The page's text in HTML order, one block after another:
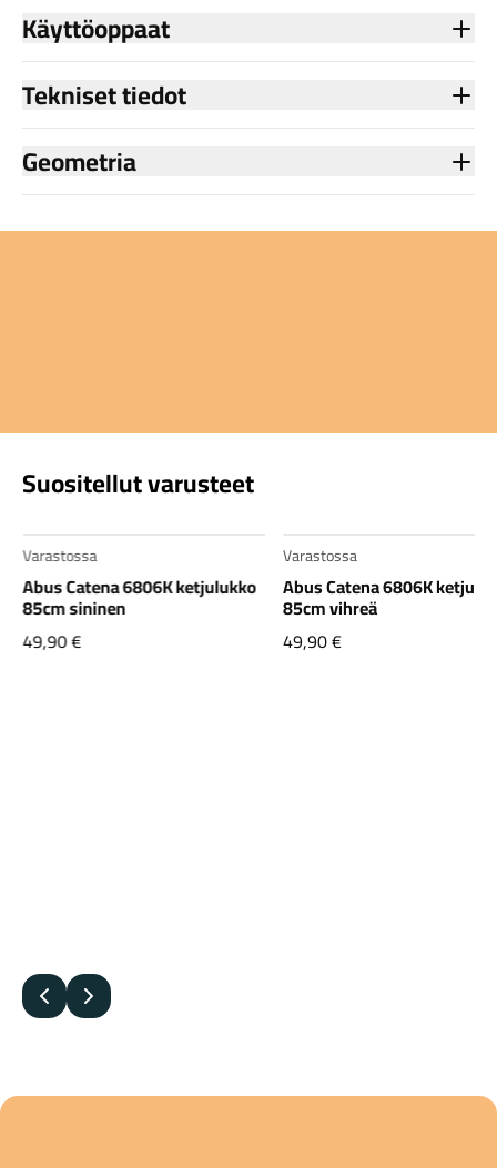
Käyttöoppaat
Tekniset tiedot
Geometria
Suositellut varusteet
Varastossa
Abus Catena 6806K ketjulukko
85cm sininen
49,90€
Varastossa
Abus Catena 6806K
85cm vihreä
49,90€
Edellinen
Seuraava